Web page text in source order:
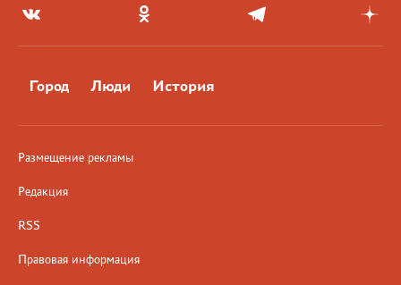
Город Люди История
Размещение рекламы
Редакция
RSS
Правовая информация